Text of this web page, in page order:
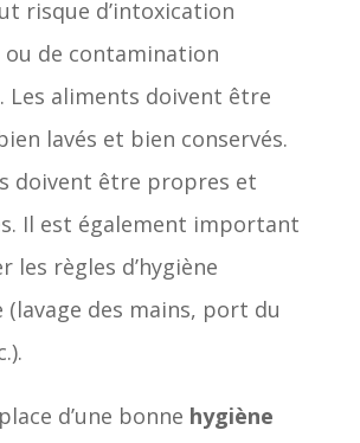
risque d’intoxication
de contamination
Les aliments doivent être
lavés et bien conservés.
doivent être propres et
Il est également important
les règles d’hygiène
(lavage des mains, port du
d’une bonne hygiène